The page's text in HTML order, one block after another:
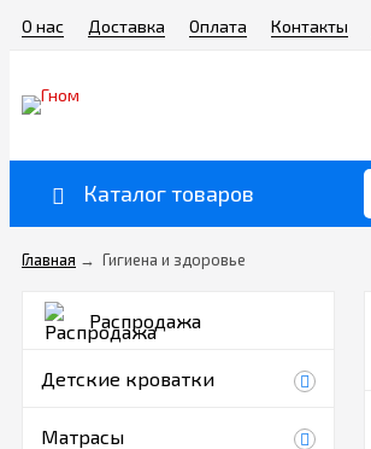
О нас Доставка Оплата Контакты
Каталог товаров
Главная → Гигиена и здоровье
Распродажа
Детские кроватки
Матрасы